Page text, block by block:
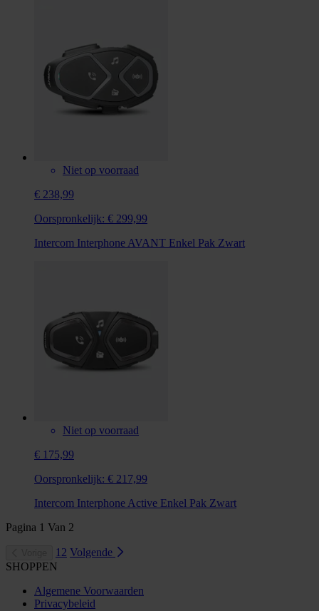
Niet op voorraad
€ 238,99
Oorspronkelijk: € 299,99
Intercom Interphone AVANT Enkel Pak Zwart
Niet op voorraad
€ 175,99
Oorspronkelijk: € 217,99
Intercom Interphone Active Enkel Pak Zwart
Pagina 1 Van 2
12 Volgende
SHOPPEN
Algemene Voorwaarden
Privacybeleid